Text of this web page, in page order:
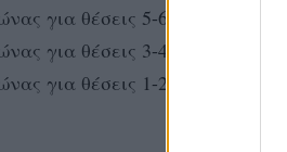
για θέσεις 5-6
για θέσεις 3-4
για θέσεις 1-2